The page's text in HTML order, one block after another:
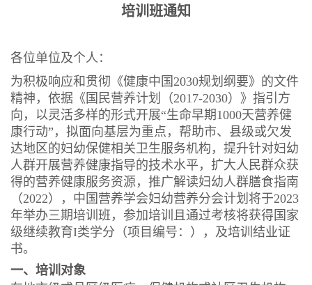
培训班通知
各位单位及个人：
为积极响应和贯彻《健康中国2030规划纲要》的文件
精神，依据《国民营养计划（2017-2030）》指引方
向，以灵活多样的形式开展“生命早期1000天营养健
康行动”，拟面向基层为重点，帮助市、县级或欠发
达地区的妇幼保健相关卫生服务机构，提升针对妇幼
人群开展营养健康指导的技术水平，扩大人民群众获
得的营养健康服务资源，推广解读妇幼人群膳食指南
（2022），中国营养学会妇幼营养分会计划将于2023
年举办三期培训班，参加培训且通过考核将获得国家
级继续教育I类学分（项目编号：），及培训结业证
书。
一、培训对象